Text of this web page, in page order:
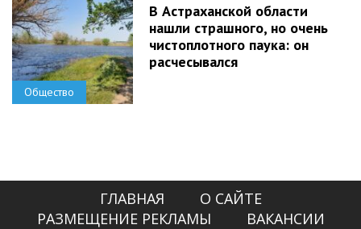
Общество
В Астраханской области
нашли страшного, но очень
чистоплотного паука: он
расчесывался
ГЛАВНАЯ
О САЙТЕ
РАЗМЕЩЕНИЕ РЕКЛАМЫ
ВАКАНСИИ